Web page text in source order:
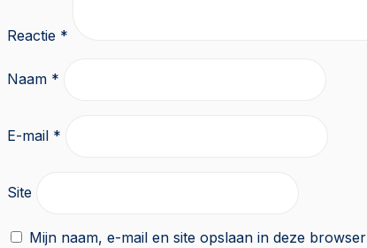
Reactie *
Naam *
E-mail *
Site
Mijn naam, e-mail en site opslaan in deze